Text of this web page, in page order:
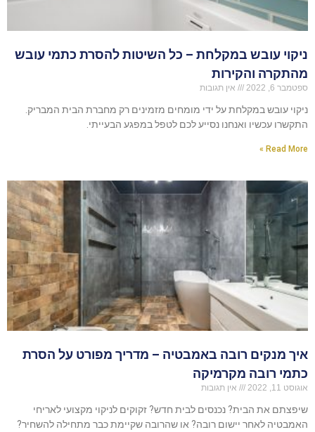
ניקוי עובש במקלחת – כל השיטות להסרת כתמי עובש
מהתקרה והקירות
ספטמבר 6, 2022 אין תגובות
ניקוי עובש במקלחת על ידי מומחים מזמינים רק מחברת הבית המבריק.
התקשרו עכשיו ואנחנו נסייע לכם לטפל במפגע הבעייתי.
Read More »
איך מנקים רובה באמבטיה – מדריך מפורט על הסרת
כתמי רובה מקרמיקה
אוגוסט 11, 2022 אין תגובות
שיפצתם את הבית? נכנסים לבית חדש? זקוקים לניקוי מקצועי לאריחי
האמבטיה לאחר יישום רובה? או שהרובה שקיימת כבר מתחילה להשחיר?